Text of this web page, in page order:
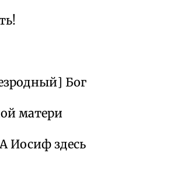
Бог
матери
Иосиф здесь